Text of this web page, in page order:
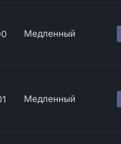
Медленный
Медленный